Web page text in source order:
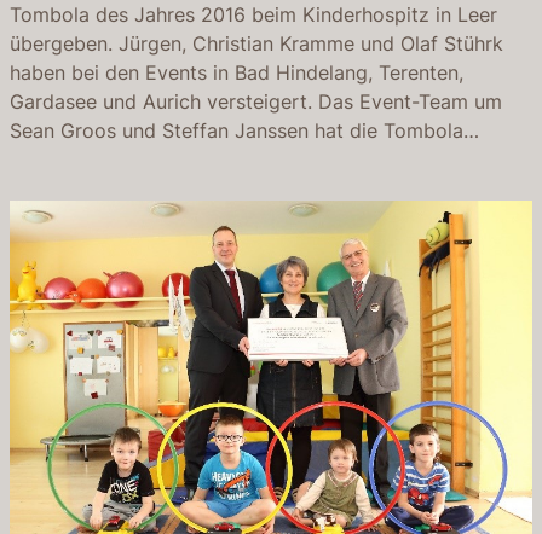
Tombola des Jahres 2016 beim Kinderhospitz in Leer
übergeben. Jürgen, Christian Kramme und Olaf Stührk
haben bei den Events in Bad Hindelang, Terenten,
Gardasee und Aurich versteigert. Das Event-Team um
Sean Groos und Steffan Janssen hat die Tombola…